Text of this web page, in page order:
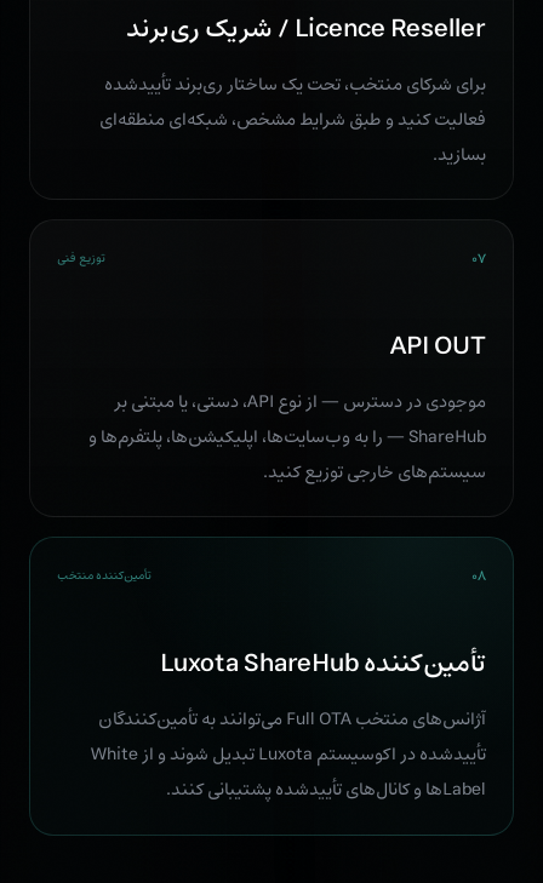
Licence Reseller / شریک ری‌برند
برای شرکای منتخب، تحت یک ساختار ری‌برند تأییدشده
فعالیت کنید و طبق شرایط مشخص، شبکه‌ای منطقه‌ای
بسازید.
۰۷ توزیع فنی
API OUT
موجودی در دسترس — از نوع API، دستی، یا مبتنی بر
ShareHub — را به وب‌سایت‌ها، اپلیکیشن‌ها، پلتفرم‌ها و
سیستم‌های خارجی توزیع کنید.
۰۸ تأمین‌کننده منتخب
تأمین‌کننده Luxota ShareHub
آژانس‌های منتخب Full OTA می‌توانند به تأمین‌کنندگان
تأییدشده در اکوسیستم Luxota تبدیل شوند و از White
Labelها و کانال‌های تأییدشده پشتیبانی کنند.